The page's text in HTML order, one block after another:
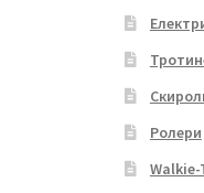
Ролери